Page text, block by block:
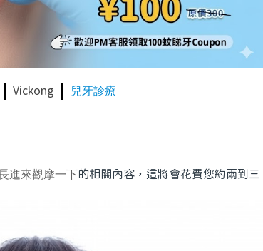
Vickong 兒牙診療
進來觀摩一下的相關內容，這將會花費您約兩到三